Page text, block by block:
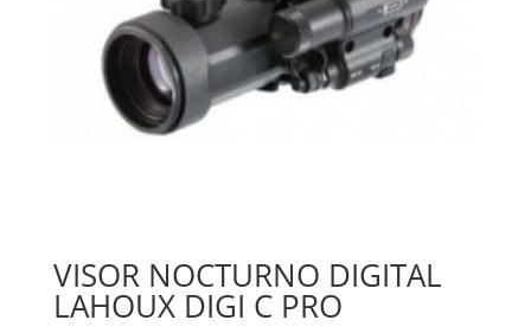
VISOR NOCTURNO DIGITAL
LAHOUX DIGI C PRO